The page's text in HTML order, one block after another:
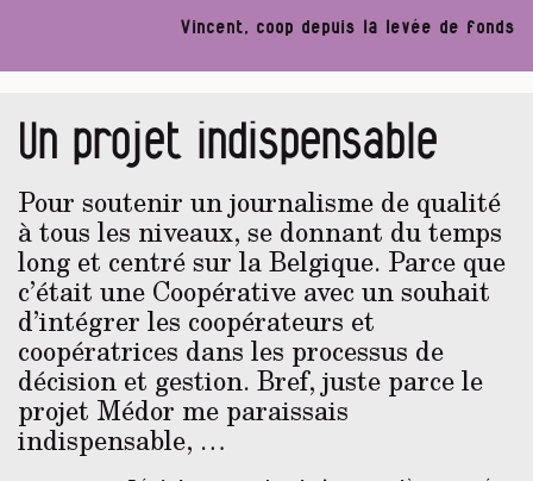
Vincent, coop depuis la levée de fonds
Un projet indispensable
Pour soutenir un journalisme de qualité
à tous les niveaux, se donnant du temps
long et centré sur la Belgique. Parce que
c’était une Coopérative avec un souhait
d’intégrer les coopérateurs et
coopératrices dans les processus de
décision et gestion. Bref, juste parce le
projet Médor me paraissais
indispensable, …